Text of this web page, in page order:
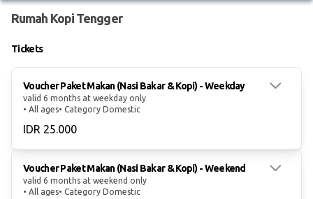
Rumah Kopi Tengger
Tickets
Voucher Paket Makan (Nasi Bakar & Kopi) - Weekday
valid 6 months at weekday only
• All ages• Category Domestic
IDR 25.000
Voucher Paket Makan (Nasi Bakar & Kopi) - Weekend
valid 6 months at weekend only
• All ages• Category Domestic